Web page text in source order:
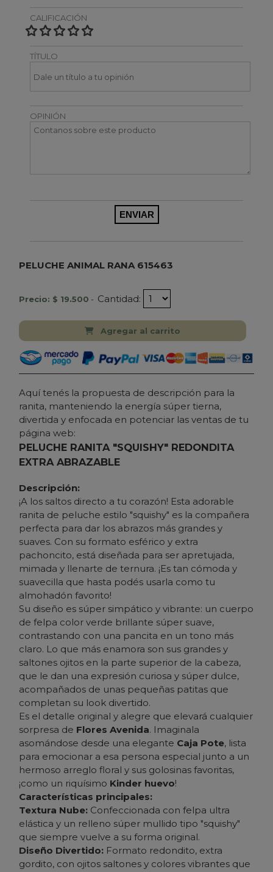
CALIFICACIÓN
TÍTULO
OPINIÓN
PELUCHE ANIMAL RANA 615463
Precio: $ 19.500 - Cantidad:
Agregar al carrito
Aquí tenés la propuesta de descripción para la
ranita, manteniendo la energía súper tierna,
divertida y enfocada en potenciar las ventas de tu
página web:
PELUCHE RANITA "SQUISHY" REDONDITA
EXTRA ABRAZABLE
Descripción:
¡A los saltos directo a tu corazón! Esta adorable
ranita de peluche estilo "squishy" es la compañera
perfecta para dar los abrazos más grandes y
suaves. Con su formato esférico y extra
pachoncito, está diseñada para ser apretujada,
mimada y llenarte de ternura. ¡Es tan cómoda y
suavecilla que hasta podés usarla como tu
almohadón favorito!
Su diseño es súper simpático y vibrante: un cuerpo
de felpa color verde brillante súper suave,
contrastando con una pancita en un tono más
claro. Lo que más enamora son sus grandes y
saltones ojitos en la parte superior de la cabeza,
que le dan una expresión curiosa y súper dulce,
acompañados de unas pequeñas patitas que
completan su look divertido.
Es el detalle original y alegre que elevará cualquier
sorpresa de Flores Avenida. Imaginala
asomándose desde una elegante Caja Pote, lista
para emocionar a esa persona especial junto a un
hermoso arreglo floral y sus golosinas favoritas,
¡como un riquísimo Kinder huevo!
Características principales:
Textura Nube: Confeccionada con felpa ultra
elástica y un relleno súper mullido tipo "squishy"
que siempre vuelve a su forma original.
Diseño Divertido: Formato redondito, extra
gordito, con ojitos saltones y colores vibrantes que